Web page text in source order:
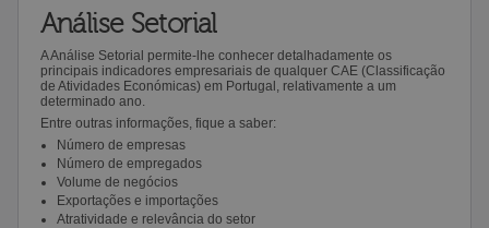
Análise Setorial
A Análise Setorial permite-lhe conhecer detalhadamente os
principais indicadores empresariais de qualquer CAE (Classificação
de Atividades Económicas) em Portugal, relativamente a um
determinado ano.
Entre outras informações, fique a saber:
Número de empresas
Número de empregados
Volume de negócios
Exportações e importações
Atratividade e relevância do setor